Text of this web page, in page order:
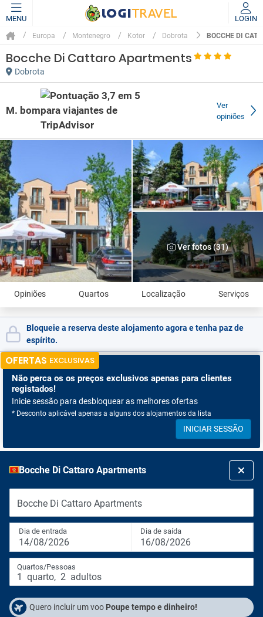
MENU LOGIN
Europa Montenegro Kotor Dobrota BOCCHE DI
Bocche Di Cattaro Apartments
Dobrota
M. bom
Ver
opiniões
Ver fotos (31)
Opiniões Quartos Localização Serviços
Bloqueie a reserva deste alojamento agora e tenha paz de
espírito.
OFERTAS EXCLUSIVAS
Não perca os os preços exclusivos apenas para clientes
registados!
Inicie sessão para desbloquear as melhores ofertas
* Desconto aplicável apenas a alguns dos alojamentos da lista
INICIAR SESSÃO
Bocche Di Cattaro Apartments
Bocche Di Cattaro Apartments
Dia de entrada
14/08/2026
Dia de saída
16/08/2026
Quartos/Pessoas
1 quarto, 2 adultos
Quero incluir um voo Poupe tempo e dinheiro!